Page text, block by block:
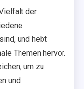
der
und hebt
Themen hervor.
um zu
und